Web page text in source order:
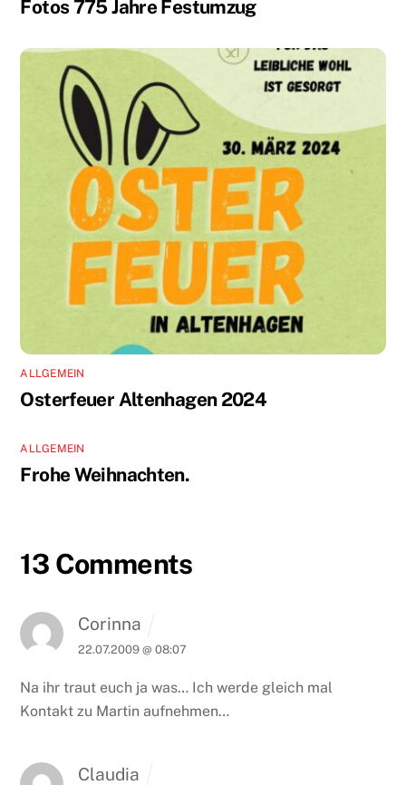
Fotos 775 Jahre Festumzug
ALLGEMEIN
Osterfeuer Altenhagen 2024
ALLGEMEIN
Frohe Weihnachten.
13 Comments
Corinna
22.07.2009 @ 08:07
Na ihr traut euch ja was… Ich werde gleich mal
Kontakt zu Martin aufnehmen…
Claudia